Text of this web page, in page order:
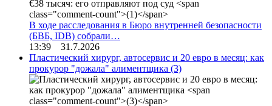
В ходе расследования в Бюро внутренней безопасности
(БВБ, IDB) собрали…
13:39 31.7.2026
Пластический хирург, автосервис и 20 евро в месяц: как
прокурор "дожала" алиментщика (3)